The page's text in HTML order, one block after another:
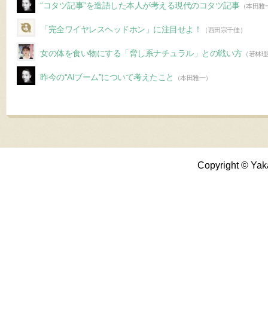
“コタツ記事”を造語した本人が考える現代のコタツ記事（本田雅
「完全ワイヤレスヘッドホン」に注目せよ！ （西田宗千佳）
女の体を食い物にする「脅し系ナチュラル」との戦い方 （若林
昨今の“AIブーム”について考えたこと （本田雅一）
Copyright ©